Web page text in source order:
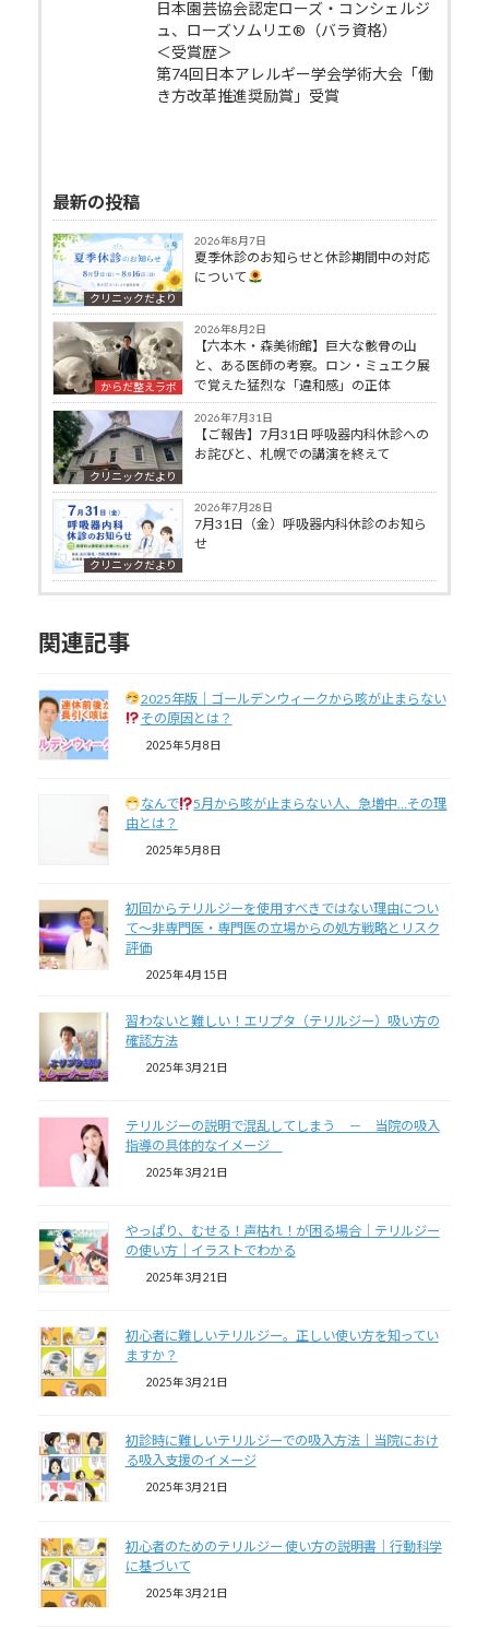
日本園芸協会認定ローズ・コンシェルジ
ュ、ローズソムリエ®（バラ資格）
＜受賞歴＞
第74回日本アレルギー学会学術大会「働
き方改革推進奨励賞」受賞
最新の投稿
クリニックだより
2026年8月7日
夏季休診のお知らせと休診期間中の対応
について
からだ整えラボ
2026年8月2日
【六本木・森美術館】巨大な骸骨の山
と、ある医師の考察。ロン・ミュエク展
で覚えた猛烈な「違和感」の正体
クリニックだより
2026年7月31日
【ご報告】7月31日 呼吸器内科休診への
お詫びと、札幌での講演を終えて
クリニックだより
2026年7月28日
7月31日（金）呼吸器内科休診のお知ら
せ
関連記事
2025年版｜ゴールデンウィークから咳が止まらない
その原因とは？
2025年5月8日
なんで
5月から咳が止まらない人、急増中…その理
由とは？
2025年5月8日
初回からテリルジーを使用すべきではない理由につい
て～非専門医・専門医の立場からの処方戦略とリスク
評価
2025年4月15日
習わないと難しい！エリプタ（テリルジー）吸い方の
確認方法
2025年3月21日
テリルジーの説明で混乱してしまう － 当院の吸入
指導の具体的なイメージ
2025年3月21日
やっぱり、むせる！声枯れ！が困る場合｜テリルジー
の使い方｜イラストでわかる
2025年3月21日
初心者に難しいテリルジー。正しい使い方を知ってい
ますか？
2025年3月21日
初診時に難しいテリルジーでの吸入方法｜当院におけ
る吸入支援のイメージ
2025年3月21日
初心者のためのテリルジー 使い方の説明書｜行動科学
に基づいて
2025年3月21日